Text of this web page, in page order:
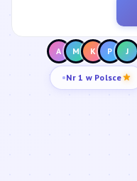
A M K P J
Nr 1 w Polsce